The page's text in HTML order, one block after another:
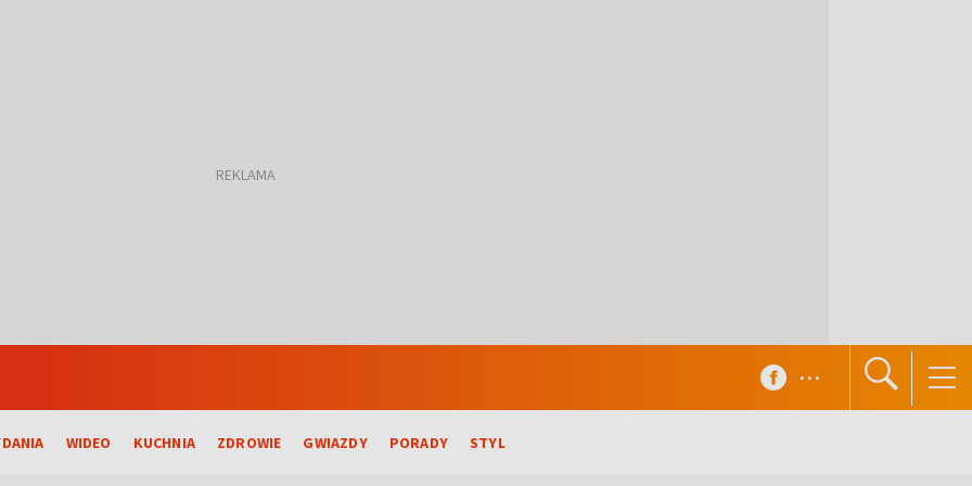
WIDEO KUCHNIA ZDROWIE GWIAZDY PORADY STYL
...